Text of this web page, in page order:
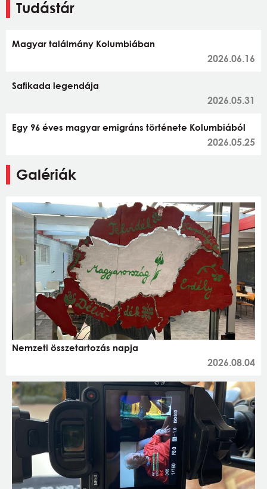
Tudástár
Magyar találmány Kolumbiában
2026.06.16
Safikada legendája
2026.05.31
Egy 96 éves magyar emigráns története Kolumbiából
2026.05.25
Galériák
Nemzeti összetartozás napja
2026.08.04